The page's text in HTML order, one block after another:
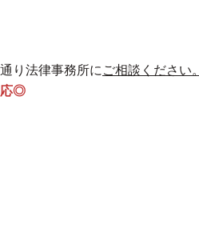
り法律事務所に ご相談ください。
応◎